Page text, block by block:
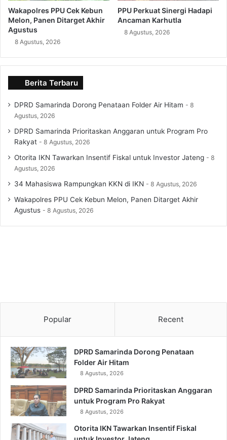
Wakapolres PPU Cek Kebun
Melon, Panen Ditarget Akhir
Agustus
8 Agustus, 2026
PPU Perkuat Sinergi Hadapi
Ancaman Karhutla
8 Agustus, 2026
Berita Terbaru
DPRD Samarinda Dorong Penataan Folder Air Hitam
8
Agustus, 2026
DPRD Samarinda Prioritaskan Anggaran untuk Program Pro
Rakyat
8 Agustus, 2026
Otorita IKN Tawarkan Insentif Fiskal untuk Investor Jateng
8
Agustus, 2026
34 Mahasiswa Rampungkan KKN di IKN 8 Agustus, 2026
Wakapolres PPU Cek Kebun Melon, Panen Ditarget Akhir
Agustus
8 Agustus, 2026
Popular Recent
DPRD Samarinda Dorong Penataan
Folder Air Hitam
8 Agustus, 2026
DPRD Samarinda Prioritaskan Anggaran
untuk Program Pro Rakyat
8 Agustus, 2026
Otorita IKN Tawarkan Insentif Fiskal